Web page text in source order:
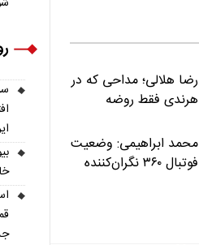
رضا هلالی؛ مداحی که در
هرندی فقط روضه
«تکیه‌گاه آقا مرتضی
علی(ع)» را جدی‌تر
ببینند
محمد ابراهیمی: وضعیت
فوتبال ۳۶۰ نگران‌کننده